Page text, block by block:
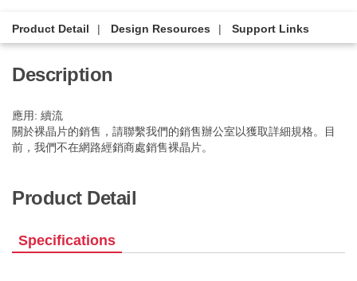
Product Detail Design Resources Support Links
Description
應用: 續流
關於裸晶片的銷售，請聯繫我們的銷售辦公室以獲取詳細規格。目
前，我們不在網路經銷商處銷售裸晶片。
Product Detail
Specifications